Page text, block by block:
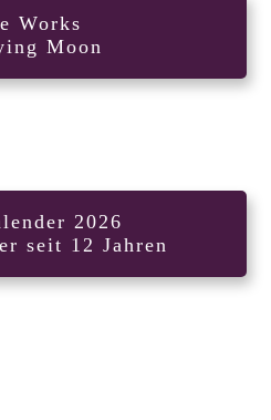
Works
Moon
2026
seit 12 Jahren